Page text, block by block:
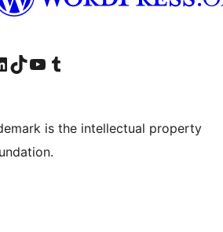
на Facebook
наш Instagram
нашу страницу в LinkedIn
Посетите нашу учётную запись в TikTok
Посетите наш канал YouTube
Посетите нашу учётную запись в Tumblr
is the intellectual property